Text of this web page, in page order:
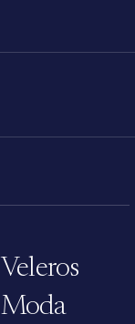
Veleros
Moda